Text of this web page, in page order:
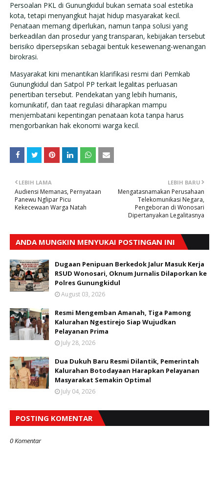
Persoalan PKL di Gunungkidul bukan semata soal estetika
kota, tetapi menyangkut hajat hidup masyarakat kecil.
Penataan memang diperlukan, namun tanpa solusi yang
berkeadilan dan prosedur yang transparan, kebijakan tersebut
berisiko dipersepsikan sebagai bentuk kesewenang-wenangan
birokrasi.
Masyarakat kini menantikan klarifikasi resmi dari Pemkab
Gunungkidul dan Satpol PP terkait legalitas perluasan
penertiban tersebut. Pendekatan yang lebih humanis,
komunikatif, dan taat regulasi diharapkan mampu
menjembatani kepentingan penataan kota tanpa harus
mengorbankan hak ekonomi warga kecil.
LEBIH BARU
Mengatasnamakan Perusahaan
Telekomunikasi Negara,
Pengeboran di Wonosari
Dipertanyakan Legalitasnya
LEBIH LAMA
Audiensi Memanas, Pernyataan
Panewu Nglipar Picu
Kekecewaan Warga Natah
ANDA MUNGKIN MENYUKAI POSTINGAN INI
Dugaan Penipuan Berkedok Jalur Masuk Kerja
RSUD Wonosari, Oknum Jurnalis Dilaporkan ke
Polres Gunungkidul
August 03, 2026
Resmi Mengemban Amanah, Tiga Pamong
Kalurahan Ngestirejo Siap Wujudkan
Pelayanan Prima
July 28, 2026
Dua Dukuh Baru Resmi Dilantik, Pemerintah
Kalurahan Botodayaan Harapkan Pelayanan
Masyarakat Semakin Optimal
July 04, 2026
POSTING KOMENTAR
0 Komentar